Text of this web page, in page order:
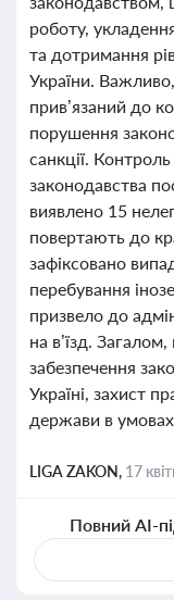
роботу,
та дотримання
України.
прив’язаний до
порушення
санкції.
законодавства
виявлено 15
повертають до
зафіксовано
перебування
призвело до
на в’їзд.
забезпечення
Україні, захист
держави в умовах
LIGA ZAKON, 17
Повний AI-